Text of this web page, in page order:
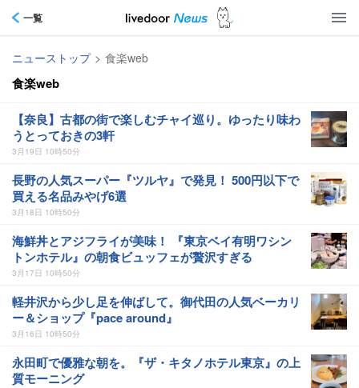
一覧
ニューストップ > 食楽web
食楽web
【奈良】古都の街で楽しむチャイ巡り。ゆったり味わ
うとっておきの3軒
3月19日 10時50分
長野の人気スーパー『ツルヤ』で発見！ 500円以下で
買える名品みやげ6選
3月18日 10時50分
海鮮丼とアジフライが美味！ 『東京ベイ有明ワシン
トンホテル』の朝食ビュッフェが贅沢すぎる
3月17日 10時50分
軽井沢から少し足を伸ばして。御代田の人気ベーカリ
ー＆ショップ『pace around』
3月16日 10時50分
永田町で優雅な朝を。『ザ・キタノホテル東京』の上
質モーニング